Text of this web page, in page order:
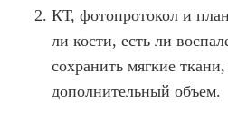
КТ, фотопротокол и
ли кости, есть ли
сохранить мягкие
дополнительный объем.